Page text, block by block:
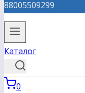
88005509299
Каталог
0